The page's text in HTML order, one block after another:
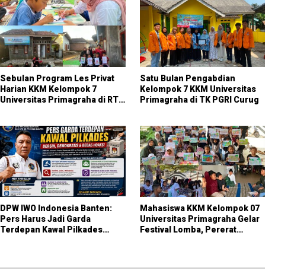
Sebulan Program Les Privat
Harian KKM Kelompok 7
Universitas Primagraha di RT
Satu Bulan Pengabdian
Kelompok 7 KKM Universitas
Primagraha di TK PGRI Curug
DPW IWO Indonesia Banten:
Pers Harus Jadi Garda
Terdepan Kawal Pilkades
Mahasiswa KKM Kelompok 07
Universitas Primagraha Gelar
Festival Lomba, Pererat